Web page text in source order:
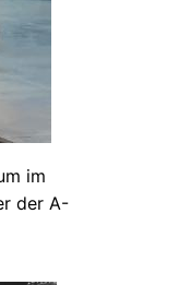
im
der A-